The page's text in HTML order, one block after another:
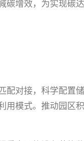
碳增效，为实现碳
配对接，科学配置
用模式。推动园区